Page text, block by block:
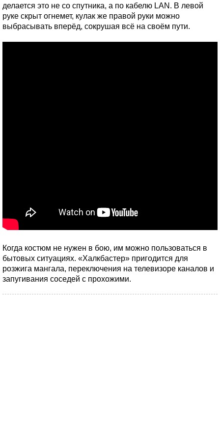
делается это не со спутника, а по кабелю LAN. В левой
руке скрыт огнемет, кулак же правой руки можно
выбрасывать вперёд, сокрушая всё на своём пути.
Когда костюм не нужен в бою, им можно пользоваться в
бытовых ситуациях. «Халкбастер» пригодится для
розжига мангала, переключения на телевизоре каналов и
запугивания соседей с прохожими.